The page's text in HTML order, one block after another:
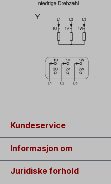
Kundeservice
Informasjon om
Juridiske forhold